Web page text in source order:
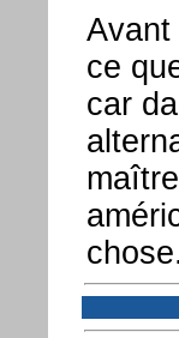
Avant
ce
car
chose.